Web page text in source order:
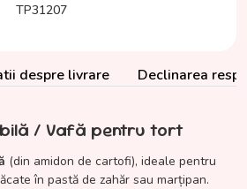
TP31207
despre livrare Declinarea
/ Vafă pentru tort
(din amidon de cartofi), ideale pentru
în pastă de zahăr sau marțipan.